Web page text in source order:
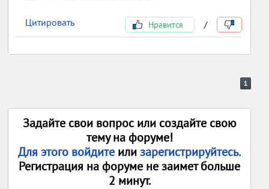
Цитировать Нравится /
1
Задайте свои вопрос или создайте свою
тему на форуме!
Для этого войдите илизарегистрируйтесь.
Регистрация на форуме не заимет больше
2 минут.